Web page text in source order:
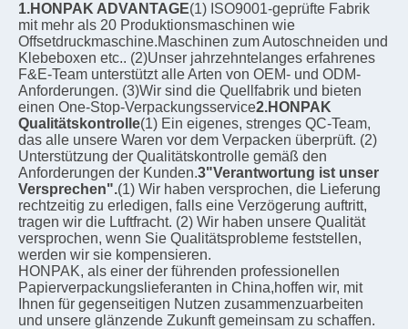
1.HONPAK ADVANTAGE(1) ISO9001-geprüfte Fabrik
mit mehr als 20 Produktionsmaschinen wie
Offsetdruckmaschine.Maschinen zum Autoschneiden und
Klebeboxen etc.. (2)Unser jahrzehntelanges erfahrenes
F&E-Team unterstützt alle Arten von OEM- und ODM-
Anforderungen. (3)Wir sind die Quellfabrik und bieten
einen One-Stop-Verpackungsservice2.HONPAK
Qualitätskontrolle(1) Ein eigenes, strenges QC-Team,
das alle unsere Waren vor dem Verpacken überprüft. (2)
Unterstützung der Qualitätskontrolle gemäß den
Anforderungen der Kunden.3"Verantwortung ist unser
Versprechen".(1) Wir haben versprochen, die Lieferung
rechtzeitig zu erledigen, falls eine Verzögerung auftritt,
tragen wir die Luftfracht. (2) Wir haben unsere Qualität
versprochen, wenn Sie Qualitätsprobleme feststellen,
werden wir sie kompensieren.
HONPAK, als einer der führenden professionellen
Papierverpackungslieferanten in China,hoffen wir, mit
Ihnen für gegenseitigen Nutzen zusammenzuarbeiten
und unsere glänzende Zukunft gemeinsam zu schaffen.